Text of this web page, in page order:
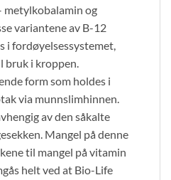
metylkobalamin og
variantene av B-12
i fordøyelsessystemet,
bruk i kroppen.
form som holdes i
via munnslimhinnen.
av den såkalte
Mangel på denne
til mangel på vitamin
helt ved at Bio-Life